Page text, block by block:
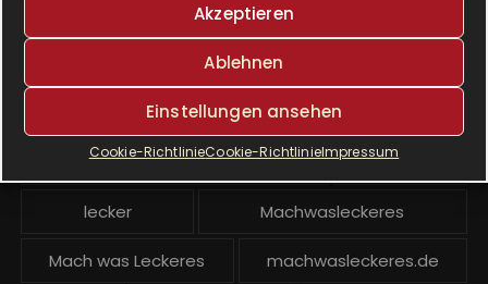
Akzeptieren
Ablehnen
Einstellungen ansehen
Cookie-RichtlinieCookie-RichtlinieImpressum
Krups Prep & Cook
Krups Prep & Cook Rezepte
Krups Prep and Cook
Krups Prep and Cook backen Kuchen
lecker Machwasleckeres
Mach was Leckeres machwasleckeres.de